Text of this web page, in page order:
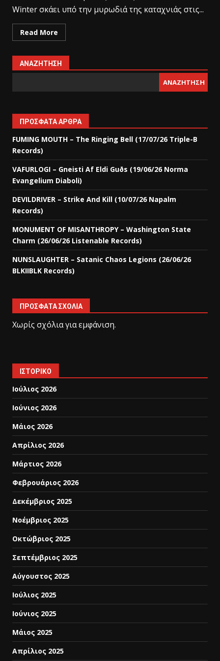
Winter σκάει υπό την μυρωδιά της καταχνιάς στις...
Read More
ΑΝΑΖΉΤΗΣΗ
ΑΝΑΖΉΤΗΣΗ
ΠΡΌΣΦΑΤΑ ΆΡΘΡΑ
FUMING MOUTH – The Ringing Bell (17/07/26 Triple-B
Records)
VAFURLOGI – Gneisti Af Eldi Guðs (19/06/26 Norma
Evangelium Diaboli)
DEVILDRIVER – Strike And Kill (10/07/26 Napalm
Records)
MONUMENT OF MISANTHROPY – Washington State
Charm (26/06/26 Listenable Records)
NUNSLAUGHTER – Satanic Chaos Legions (26/06/26
BLKIIBLK Records)
ΠΡΌΣΦΑΤΑ ΣΧΌΛΙΑ
Χωρίς σχόλια για εμφάνιση.
ΙΣΤΟΡΙΚΌ
Ιούλιος 2026
Ιούνιος 2026
Μάιος 2026
Απρίλιος 2026
Μάρτιος 2026
Φεβρουάριος 2026
Δεκέμβριος 2025
Νοέμβριος 2025
Οκτώβριος 2025
Σεπτέμβριος 2025
Αύγουστος 2025
Ιούλιος 2025
Ιούνιος 2025
Μάιος 2025
Απρίλιος 2025